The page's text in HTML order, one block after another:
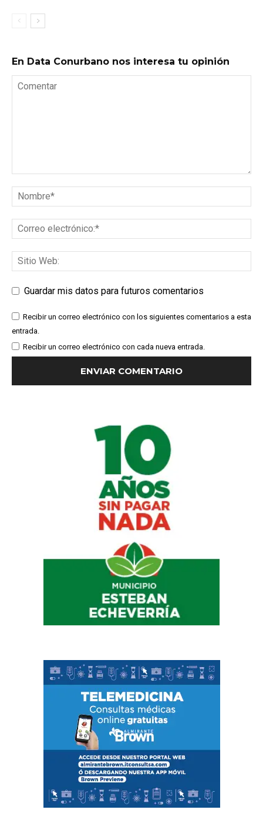
En Data Conurbano nos interesa tu opinión
Guardar mis datos para futuros comentarios
Recibir un correo electrónico con los siguientes comentarios a esta
entrada.
Recibir un correo electrónico con cada nueva entrada.